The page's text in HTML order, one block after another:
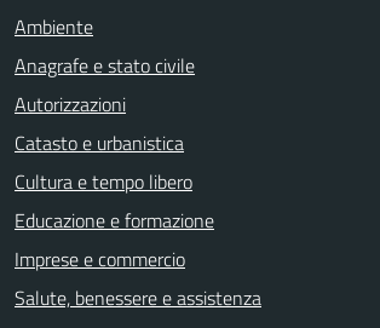
Ambiente
Anagrafe e stato civile
Autorizzazioni
Catasto e urbanistica
Cultura e tempo libero
Educazione e formazione
Imprese e commercio
Salute, benessere e assistenza